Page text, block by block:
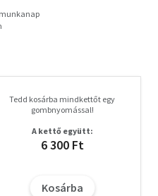
Tedd kosárba mindkettőt egy
gombnyomással!
A kettő együtt:
6 300 Ft
Kosárba